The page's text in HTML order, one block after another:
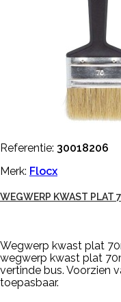
Referentie: 30018206
Merk: Flocx
WEGWERP KWAST PLAT
Wegwerp kwast plat
wegwerp kwast plat
vertinde bus. Voorzien
toepasbaar.